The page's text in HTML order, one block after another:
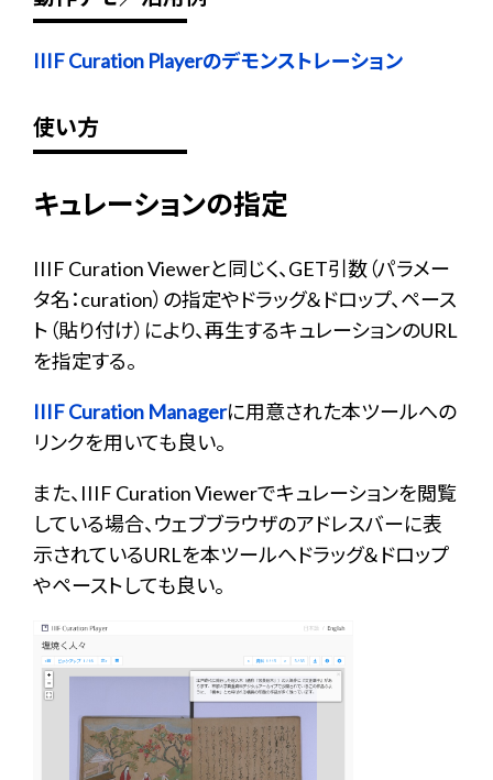
IIIF Curation Playerのデモンストレーション
使い方
キュレーションの指定
IIIF Curation Viewerと同じく、GET引数（パラメー
タ名：curation）の指定やドラッグ＆ドロップ、ペース
ト（貼り付け）により、再生するキュレーションのURL
を指定する。
IIIF Curation Managerに用意された本ツールへの
リンクを用いても良い。
また、IIIF Curation Viewerでキュレーションを閲覧
している場合、ウェブブラウザのアドレスバーに表
示されているURLを本ツールへドラッグ＆ドロップ
やペーストしても良い。